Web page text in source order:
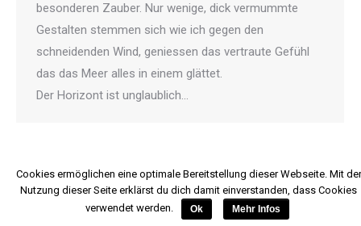
besonderen Zauber. Nur wenige, dick vermummte
Gestalten stemmen sich wie ich gegen den
schneidenden Wind, geniessen das vertraute Gefühl
das das Meer alles in einem glättet.
Der Horizont ist unglaublich…
Cookies ermöglichen eine optimale Bereitstellung dieser Webseite. Mit der
Nutzung dieser Seite erklärst du dich damit einverstanden, dass Cookies
verwendet werden.
Ok Mehr Infos